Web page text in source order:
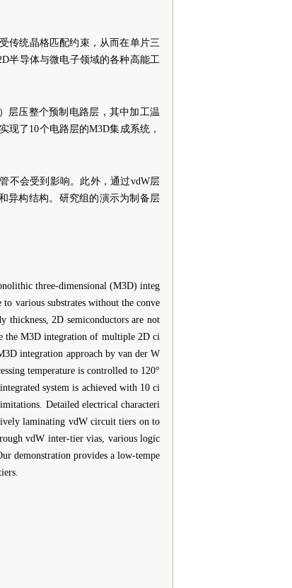
传统晶格匹配约束，从而在单片三
半导体与微电子领域的各种高能工
层压整个预制电路层，其中加工温
了10个电路层的M3D集成系统，
不会受到影响。此外，通过vdW层
异构结构。研究组的演示为制备层
three-dimensional (M3D) integ
various substrates without the conve
2D semiconductors are not
the M3D integration of multiple 2D ci
integration approach by van der W
temperature is controlled to 120°
system is achieved with 10 ci
Detailed electrical characteri
laminating vdW circuit tiers on to
vdW inter-tier vias, various logic
demonstration provides a low-tempe